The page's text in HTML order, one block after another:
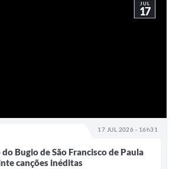
17 JUL 2026 - 16h31
JUL
17
Bugio de São Francisco de Paula
canções inéditas